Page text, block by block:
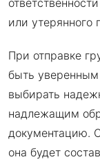
или утерянного
При отправке
быть уверенным
выбирать
надлежащим
документацию.
она будет